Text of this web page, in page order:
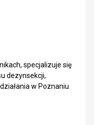
specjalizuje się
dezynsekcji,
w Poznaniu